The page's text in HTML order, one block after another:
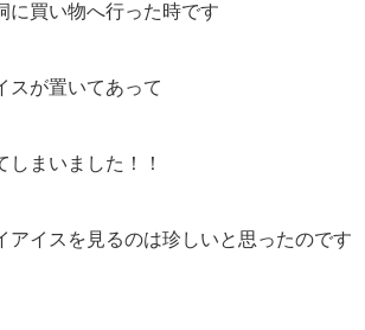
に買い物へ行った時です
が置いてあって
しまいました！！
アイスを見るのは珍しいと思ったのです